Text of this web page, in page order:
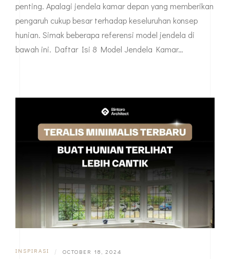
penting. Apalagi jendela kamar depan yang memberikan
pengaruh cukup besar terhadap keseluruhan konsep
hunian. Simak beberapa referensi model jendela di
bawah ini. Daftar Isi 8 Model Jendela Kamar…
INSPIRASI | OCTOBER 18, 2024